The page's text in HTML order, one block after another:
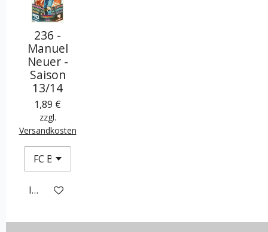
236 -
Manuel
Neuer -
Saison
13/14
1,89 €
zzgl.
Versandkosten
In den Warenkorb